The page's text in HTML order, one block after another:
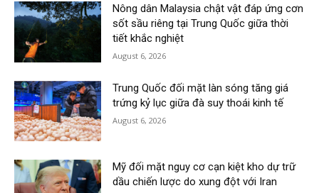
Nông dân Malaysia chật vật đáp ứng cơn
sốt sầu riêng tại Trung Quốc giữa thời
tiết khắc nghiệt
August 6, 2026
Trung Quốc đối mặt làn sóng tăng giá
trứng kỷ lục giữa đà suy thoái kinh tế
August 6, 2026
Mỹ đối mặt nguy cơ cạn kiệt kho dự trữ
dầu chiến lược do xung đột với Iran